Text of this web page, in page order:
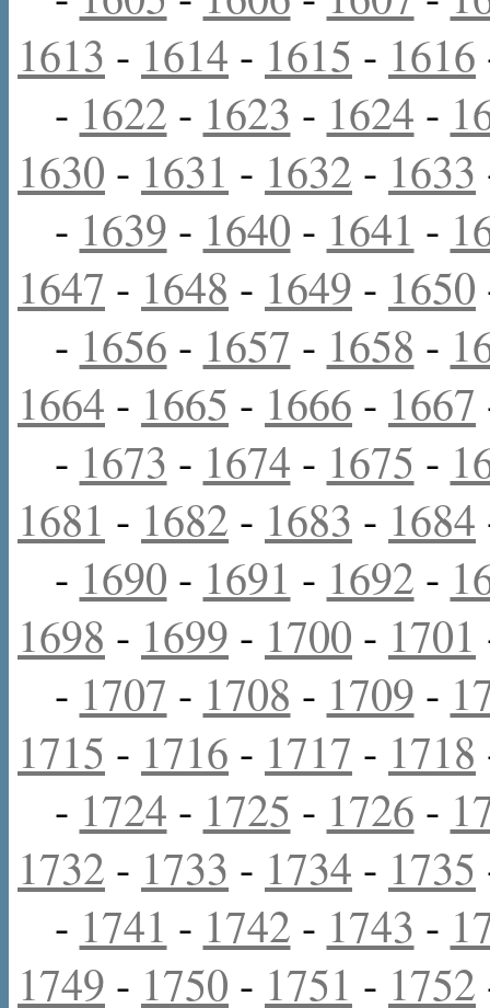
1613 - 1614 - 1615 - 1616
- 1622 - 1623 - 1624 -
1630 - 1631 - 1632 - 1633
- 1639 - 1640 - 1641 -
1647 - 1648 - 1649 - 1650
- 1656 - 1657 - 1658 -
1664 - 1665 - 1666 - 1667
- 1673 - 1674 - 1675 -
1681 - 1682 - 1683 - 1684
- 1690 - 1691 - 1692 -
1698 - 1699 - 1700 - 1701
- 1707 - 1708 - 1709 -
1715 - 1716 - 1717 - 1718
- 1724 - 1725 - 1726 -
1732 - 1733 - 1734 - 1735
- 1741 - 1742 - 1743 -
1749 - 1750 - 1751 - 1752